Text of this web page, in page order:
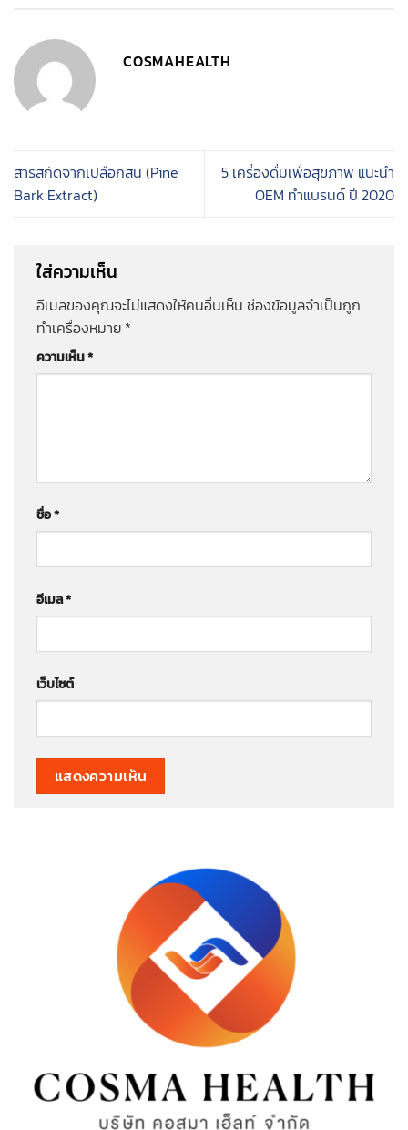
COSMAHEALTH
สารสกัดจากเปลือกสน (Pine
Bark Extract)
5 เครื่องดื่มเพื่อสุขภาพ แนะนำ
OEM ทำแบรนด์ ปี 2020
ใส่ความเห็น
อีเมลของคุณจะไม่แสดงให้คนอื่นเห็น ช่องข้อมูลจำเป็นถูก
ทำเครื่องหมาย *
ความเห็น*
ชื่อ*
อีเมล*
เว็บไซต์